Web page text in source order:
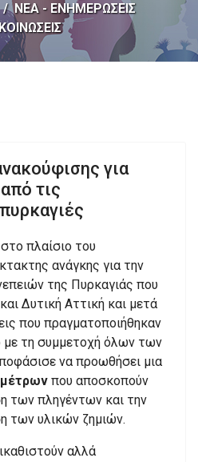
ΝΕΑ - ΕΝΗΜΕΡΩΣΕΙΣ
για
τις
πλαίσιο του
ανάγκης για την
της Πυρκαγιάς που
Δυτική Αττική και μετά
που πραγματοποιήθηκαν
τη συμμετοχή όλων των
να προωθήσει μια
που αποσκοπούν
των πληγέντων και την
των υλικών ζημιών.
αλλά